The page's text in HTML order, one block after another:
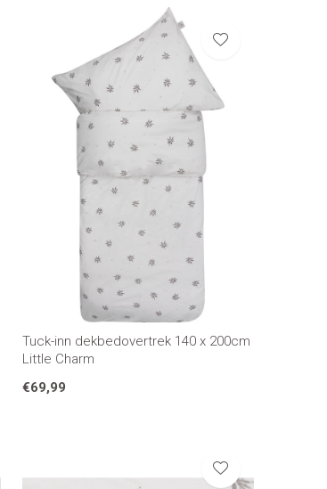
Tuck-inn dekbedovertrek 140 x 200cm
Little Charm
€69,99